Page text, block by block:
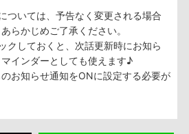
ついては、予告なく変更される場合
らかじめご了承ください。
クしておくと、次話更新時にお知ら
インダーとしても使えます♪
お知らせ通知をONに設定する必要が